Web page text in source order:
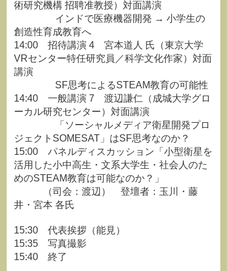
術研究機構 招聘准教授）対面講演
インドで医療機器開発 → 小学生の
創造性育成教育へ
14:00 招待講演 4 宮本道人 氏（東京大学
VRセンター特任研究員／科学文化作家）対面
講演
SF思考によるSTEAM教育の可能性
14:40 一般講演 7 渡辺謙仁（成城大学グロ
ーカル研究センター）対面講演
「ソーシャルメディア衛星開発プロ
ジェクトSOMESAT」はSF思考なのか？
15:00 パネルディスカッション「小型衛星を
活用した小中高生・文系大学生・社会人のた
めのSTEAM教育は可能なのか？」
（司会：渡辺） 登壇者：玉川・藤
井・宮本 各氏
15:30 代表挨拶（能見）
15:35 写真撮影
15:40 終了